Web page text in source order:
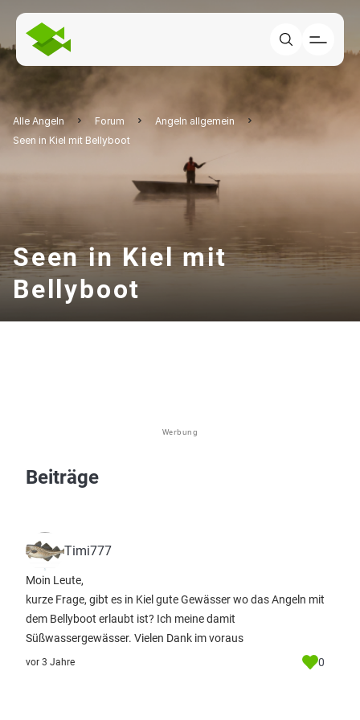
Alle Angeln Forum
Angeln allgemein
Seen in Kiel mit Bellyboot
Seen in Kiel mit
Bellyboot
Werbung
Beiträge
Timi777
Moin Leute,
kurze Frage, gibt es in Kiel gute Gewässer wo das Angeln mit
dem Bellyboot erlaubt ist? Ich meine damit
Süßwassergewässer. Vielen Dank im voraus
vor 3 Jahre 0